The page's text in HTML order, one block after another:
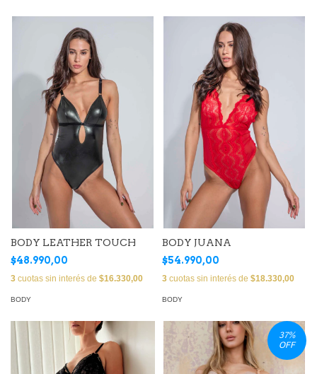
BODY LEATHER TOUCH
$48.990,00
3 cuotas sin interés de $16.330,00
BODY
BODY JUANA
$54.990,00
3 cuotas sin interés de $18.330,00
BODY
37%
OFF